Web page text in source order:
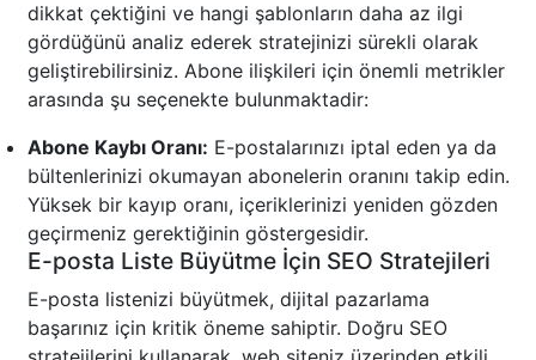
dikkat çektiğini ve hangi şablonların daha az ilgi
gördüğünü analiz ederek stratejinizi sürekli olarak
geliştirebilirsiniz. Abone ilişkileri için önemli metrikler
arasında şu seçenekte bulunmaktadir:
Abone Kaybı Oranı: E-postalarınızı iptal eden ya da
bültenlerinizi okumayan abonelerin oranını takip edin.
Yüksek bir kayıp oranı, içeriklerinizi yeniden gözden
geçirmeniz gerektiğinin göstergesidir.
E-posta Liste Büyütme İçin SEO Stratejileri
E-posta listenizi büyütmek, dijital pazarlama
başarınız için kritik öneme sahiptir. Doğru SEO